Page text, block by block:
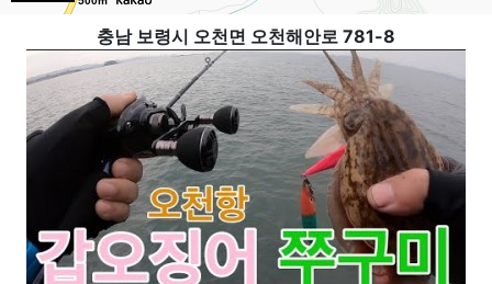
충남 보령시 오천면 오천해안로 781-8